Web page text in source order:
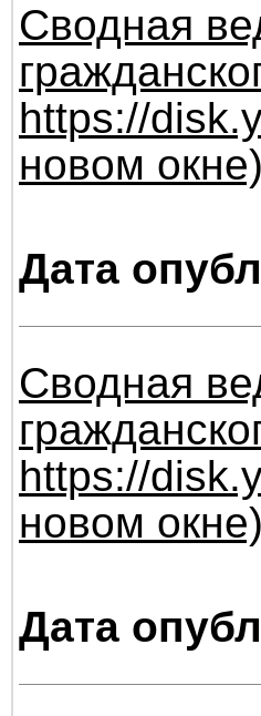
Сводная
https://
новом окне)
Дата
Сводная
https://
новом окне)
Дата